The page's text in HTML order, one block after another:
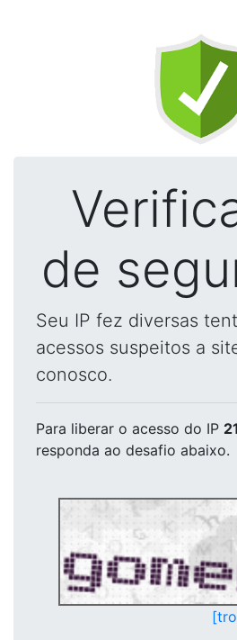
de
Seu IP fez diversas
acessos suspeitos a
conosco.
Para liberar o acesso do IP
responda ao desafio abaixo.